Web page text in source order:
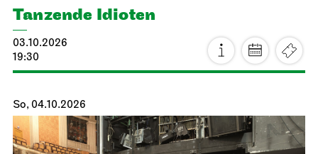
Tanzende Idioten
03.10.2026
19:30
So, 04.10.2026